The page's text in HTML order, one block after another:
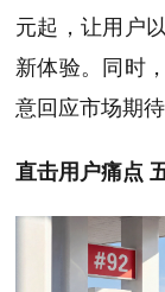
元起，让用户
新体验。同时
意回应市场期待
直击用户痛点